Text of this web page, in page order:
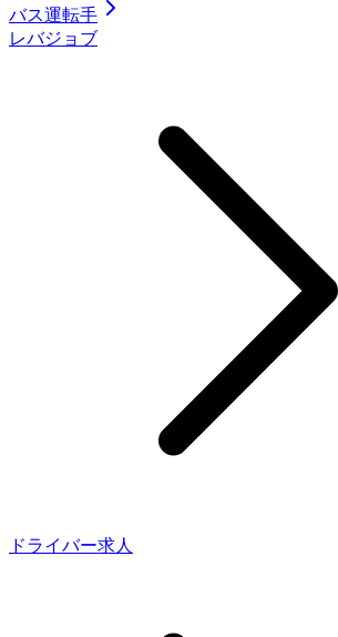
バス運転手
レバジョブ
ドライバー求人